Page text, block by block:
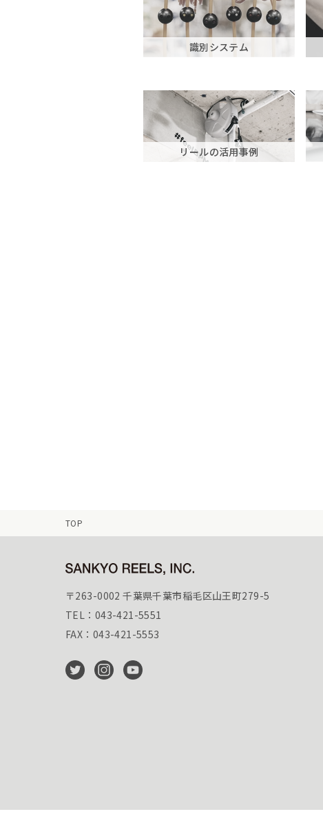
識別システム
リールの活用事例
TOP
〒263-0002 千葉県千葉市稲毛区山王町279-5
TEL：043-421-5551
FAX：043-421-5553